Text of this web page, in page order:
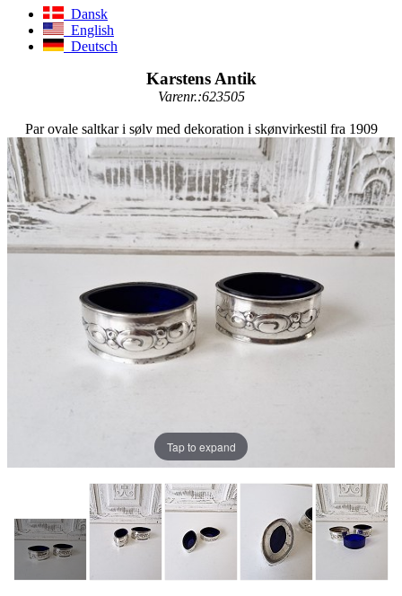
Dansk
English
Deutsch
Karstens Antik
Varenr.:623505
Par ovale saltkar i sølv med dekoration i skønvirkestil fra 1909
Tap to expand